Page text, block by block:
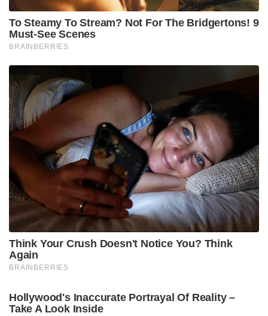
To Steamy To Stream? Not For The Bridgertons! 9
Must-See Scenes
BRAINBERRIES
Think Your Crush Doesn't Notice You? Think
Again
BRAINBERRIES
Hollywood's Inaccurate Portrayal Of Reality –
Take A Look Inside